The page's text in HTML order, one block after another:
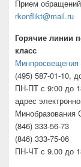
Прием
rkonflikt@mail.ru
Горячие линии
класс
(495) 587-01-10,
ПН-ПТ с 9:00 до
адрес
Минобразования
(846) 333-56-73
(846) 333-75-06
ПН-ЧТ с 9.00 до